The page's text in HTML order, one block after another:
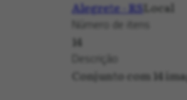
Alegrete - RSLocal
Número de itens
14
Descrição
Conjunto com 14